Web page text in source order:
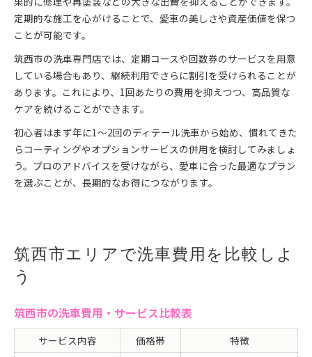
定期的な施工を心がけることで、愛車の美しさや資産価値を保つ
ことが可能です。
筑西市の洗車専門店では、定期コースや回数券のサービスを用意
している場合もあり、継続利用でさらに割引を受けられることが
あります。これにより、1回あたりの費用を抑えつつ、高品質な
ケアを続けることができます。
初心者はまず年に1～2回のディテール洗車から始め、慣れてきた
らコーティングやオプションサービスの併用を検討してみましょ
う。プロのアドバイスを受けながら、愛車に合った最適なプラン
を選ぶことが、長期的なお得につながります。
筑西市エリアで洗車費用を比較しよ
う
筑西市の洗車費用・サービス比較表
サービス内容 価格帯 特徴